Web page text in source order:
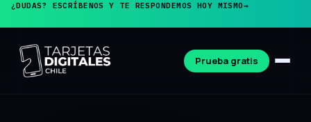
¿DUDAS? ESCRÍBENOS Y TE RESPONDEMOS HOY MISMO→
Prueba gratis